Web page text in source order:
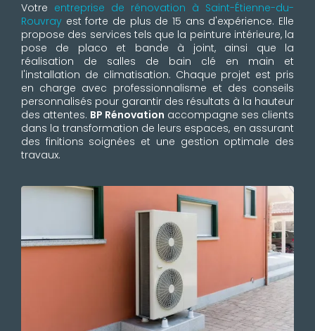
Votre entreprise de rénovation à Saint-Étienne-du-
Rouvray est forte de plus de 15 ans d'expérience. Elle
propose des services tels que la peinture intérieure, la
pose de placo et bande à joint, ainsi que la
réalisation de salles de bain clé en main et
l'installation de climatisation. Chaque projet est pris
en charge avec professionnalisme et des conseils
personnalisés pour garantir des résultats à la hauteur
des attentes. BP Rénovation accompagne ses clients
dans la transformation de leurs espaces, en assurant
des finitions soignées et une gestion optimale des
travaux.